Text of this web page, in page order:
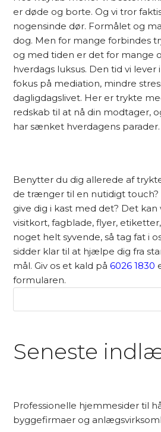
er døde og borte. Og vi tror
nogensinde dør. Formålet og
dog. Men for mange forbindes
og med tiden er det for mange
hverdags luksus. Den tid vi lever
fokus på mediation, mindre
dagligdagslivet. Her er trykte
redskab til at nå din modtager,
har sænket hverdagens parader.
Benytter du dig allerede af
de trænger til en nutidigt touch?
give dig i kast med det? Det
visitkort, fagblade, flyer,
noget helt syvende, så tag fat i
sidder klar til at hjælpe dig fra
mål. Giv os et kald på6026 1830
formularen.
Seneste
Professionelle hjemmesider til
byggefirmaer og